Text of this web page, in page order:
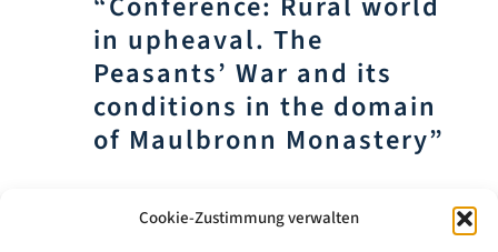
Cookie-Zustimmung verwalten
in upheaval. The
Peasants’ War and its
conditions in the domain
of Maulbronn Monastery”
Klosterhof 6, Maulbronn, Deutschland